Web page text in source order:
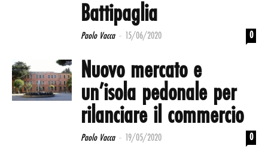
Battipaglia
Paolo Vacca - 15/06/2020 0
Nuovo mercato e
un’isola pedonale per
rilanciare il commercio
Paolo Vacca - 19/05/2020 0